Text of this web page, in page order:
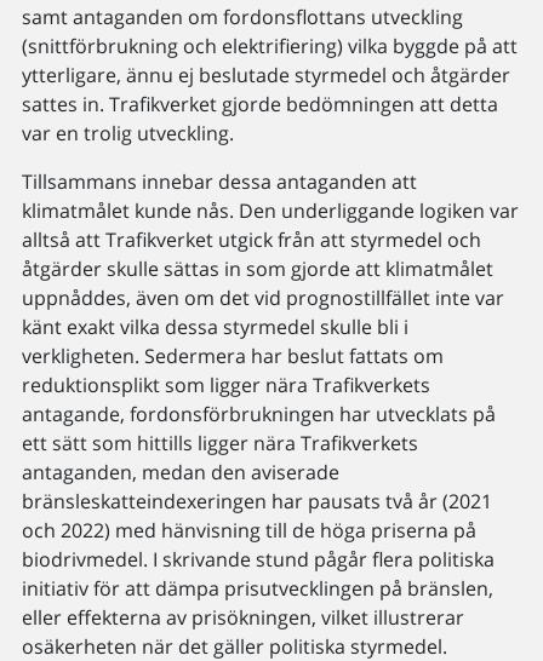
samt antaganden om fordonsflottans utveckling
(snittförbrukning och elektrifiering) vilka byggde på att
ytterligare, ännu ej beslutade styrmedel och åtgärder
sattes in. Trafikverket gjorde bedömningen att detta
var en trolig utveckling.
Tillsammans innebar dessa antaganden att
klimatmålet kunde nås. Den underliggande logiken var
alltså att Trafikverket utgick från att styrmedel och
åtgärder skulle sättas in som gjorde att klimatmålet
uppnåddes, även om det vid prognostillfället inte var
känt exakt vilka dessa styrmedel skulle bli i
verkligheten. Sedermera har beslut fattats om
reduktionsplikt som ligger nära Trafikverkets
antagande, fordonsförbrukningen har utvecklats på
ett sätt som hittills ligger nära Trafikverkets
antaganden, medan den aviserade
bränsleskatteindexeringen har pausats två år (2021
och 2022) med hänvisning till de höga priserna på
biodrivmedel. I skrivande stund pågår flera politiska
initiativ för att dämpa prisutvecklingen på bränslen,
eller effekterna av prisökningen, vilket illustrerar
osäkerheten när det gäller politiska styrmedel.